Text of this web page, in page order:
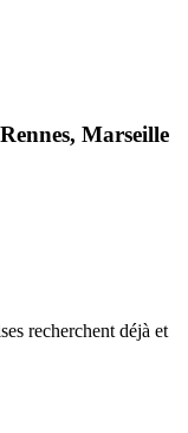
Marseille
recherchent déjà et